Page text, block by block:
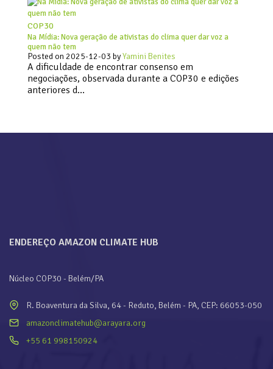
COP30
Na Mídia: Nova geração de ativistas do clima quer dar voz a
quem não tem
Posted on 2025-12-03 byYamini Benites
A dificuldade de encontrar consenso em
negociações, observada durante a COP30 e edições
anteriores d…
ENDEREÇO AMAZON CLIMATE HUB
Núcleo COP30 - Belém/PA
R. Boaventura da Silva, 64 - Reduto, Belém - PA, CEP: 66053-050
amazonclimatehub@arayara.org
+55 61 998150924